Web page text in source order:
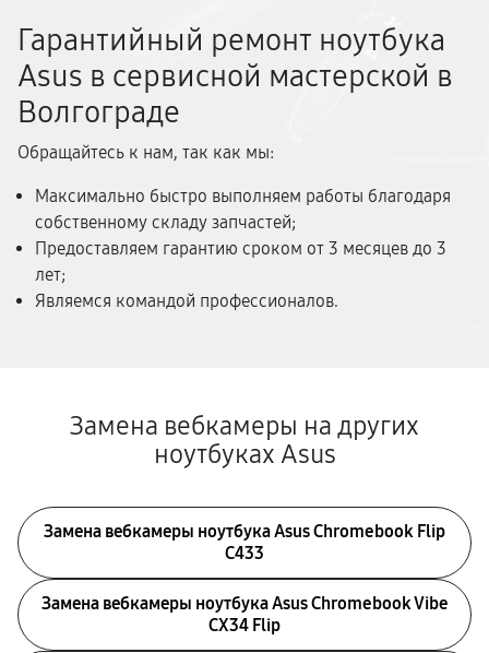
Гарантийный ремонт ноутбука
Asus в сервисной мастерской в
Волгограде
Обращайтесь к нам, так как мы:
Максимально быстро выполняем работы благодаря
собственному складу запчастей;
Предоставляем гарантию сроком от 3 месяцев до 3
лет;
Являемся командой профессионалов.
Замена вебкамеры на других
ноутбуках Asus
Замена вебкамеры ноутбука Asus Chromebook Flip
C433
Замена вебкамеры ноутбука Asus Chromebook Vibe
CX34 Flip